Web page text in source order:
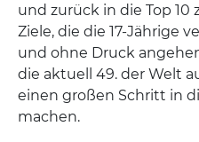
und zurück in die Top 10
Ziele, die die 17-Jährige
und ohne Druck
die aktuell 49. der Welt
einen großen Schritt in
machen.